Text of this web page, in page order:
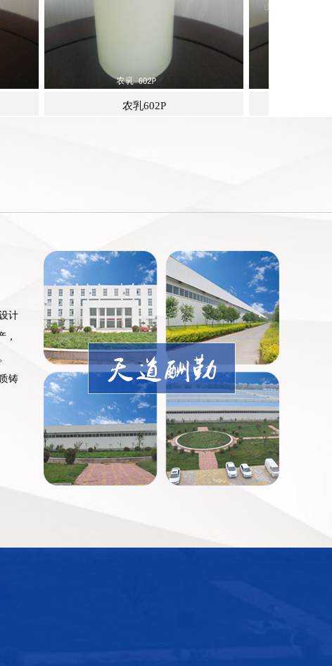
水悬浮剂（SC）专用助剂
计
，
铸